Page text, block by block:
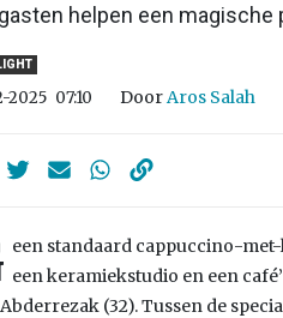
helpen een magische
2025 07:10 Door Aros Salah
een standaard cappuccino-
een keramiekstudio en een
(32). Tussen de